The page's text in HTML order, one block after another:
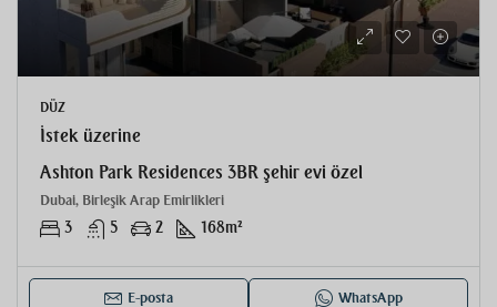
DÜZ
İstek üzerine
Ashton Park Residences 3BR şehir evi özel
Dubai, Birleşik Arap Emirlikleri
3 5 2 168m²
E-posta WhatsApp